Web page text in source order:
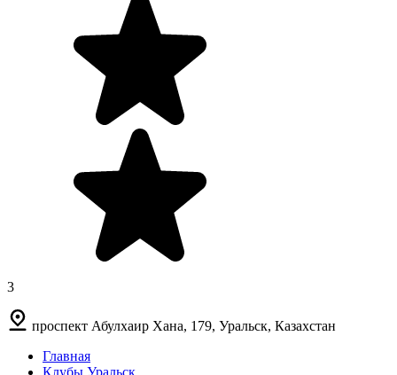
3
проспект Абулхаир Хана, 179, Уральск, Казахстан
Главная
Клубы Уральск